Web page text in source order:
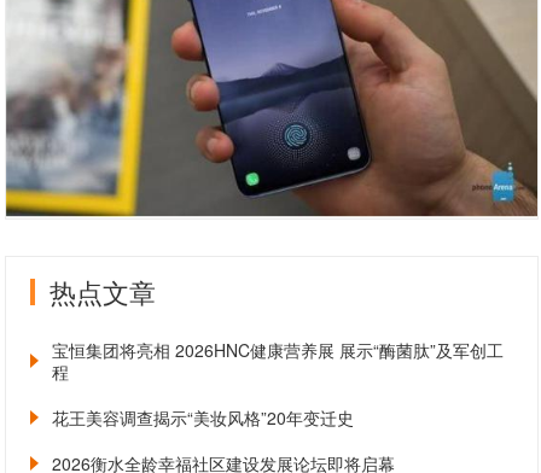
热点文章
宝恒集团将亮相 2026HNC健康营养展 展示“酶菌肽”及军创工
程
花王美容调查揭示“美妆风格”20年变迁史
2026衡水全龄幸福社区建设发展论坛即将启幕